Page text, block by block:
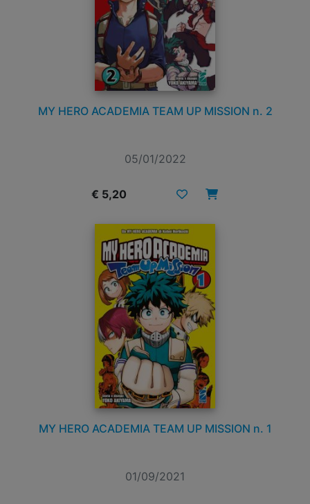
MY HERO ACADEMIA TEAM UP MISSION n. 2
05/01/2022
€ 5,20
MY HERO ACADEMIA TEAM UP MISSION n. 1
01/09/2021